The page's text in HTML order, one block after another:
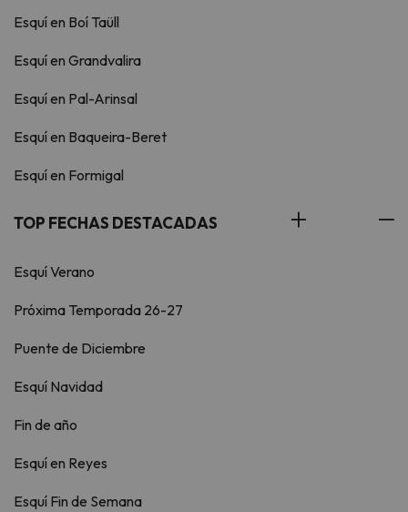
Esquí en Boí Taüll
Esquí en Grandvalira
Esquí en Pal-Arinsal
Esquí en Baqueira-Beret
Esquí en Formigal
TOP FECHAS DESTACADAS
Esquí Verano
Próxima Temporada 26-27
Puente de Diciembre
Esquí Navidad
Fin de año
Esquí en Reyes
Esquí Fin de Semana